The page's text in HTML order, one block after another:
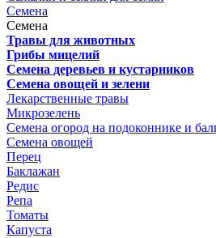
Семена
Семена
Травы для животных
Грибы мицелий
Семена деревьев и кустарников
Семена овощей и зелени
Лекарственные травы
Микрозелень
Семена огород на подоконнике и
Семена овощей
Перец
Баклажан
Редис
Репа
Томаты
Капуста